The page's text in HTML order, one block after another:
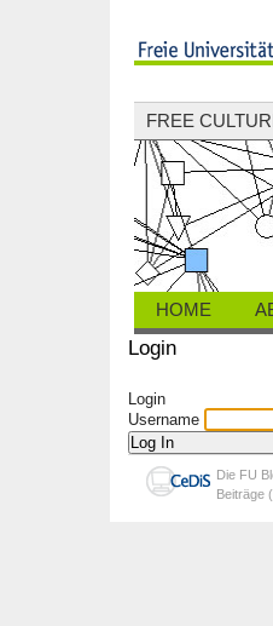
FREE
HOME
Login
Login
Username
Die FU
Beiträge